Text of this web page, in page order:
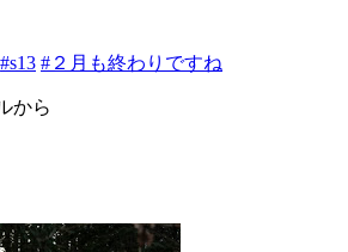
#s13 #２月も終わりですね
から